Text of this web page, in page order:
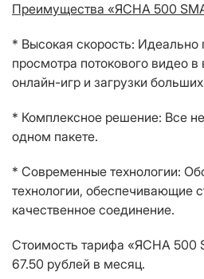
Преимущества «ЯСНА 500
* Высокая скорость: Идеально
просмотра потокового видео
онлайн-игр и загрузки
* Комплексное решение: Все
одном пакете.
* Современные технологии:
технологии, обеспечивающие
качественное соединение.
Стоимость тарифа «ЯСНА 500
67.50 рублей в месяц.